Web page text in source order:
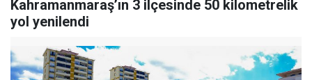
Kahramanmaraş’ın 3 ilçesinde 50 kilometrelik
yol yenilendi